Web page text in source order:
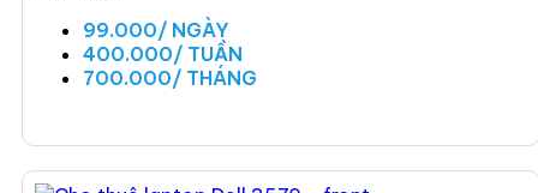
99.000/ NGÀY
400.000/ TUẦN
700.000/ THÁNG